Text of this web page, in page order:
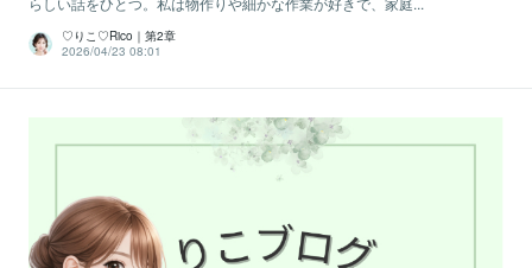
♡りこ♡Rico｜第2章
2026/04/23 08:01